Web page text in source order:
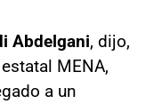
Abdelgani, dijo,
MENA,
a un